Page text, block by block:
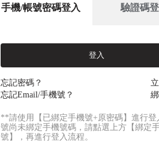
手機/帳號密碼登入 驗證碼
登入
忘記密碼？
忘記Email/手機號？
**請使用【已綁定手機號+原密碼】進行登
號尚未綁定手機號碼，請點選上方【綁定
號】，再進行登入流程。